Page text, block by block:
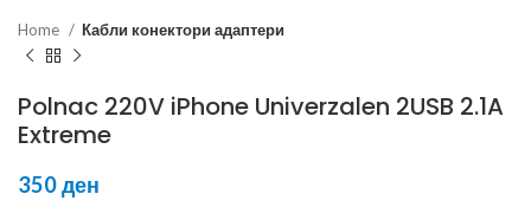
Home Кабли конектори адаптери
Polnac 220V iPhone Univerzalen 2USB 2.1A
Extreme
350ден